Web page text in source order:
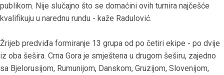
publikom. Nije slučajno što se domaćini ovih turnira najčešće
kvalifikuju u narednu rundu - kaže Radulović.
Žrijeb predviđa formiranje 13 grupa od po četiri ekipe - po dvije
iz oba šešira. Crna Gora je smještena u drugom šeširu, zajedno
sa Bjelorusijom, Rumunijom, Danskom, Gruzijom, Slovenijom,